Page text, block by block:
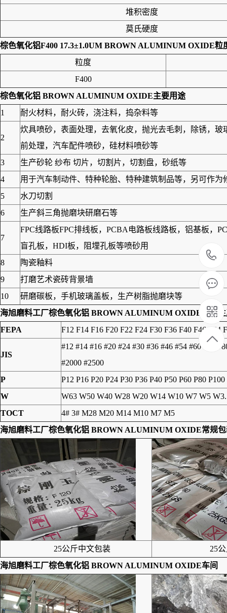
堆积密度
莫氏硬度
棕色氧化铝F400 17.3±1.0UM BROWN ALUMINUM OXIDE粒
粒度
F400
棕色氧化铝 BROWN ALUMINUM OXIDE主要用途
1
耐火材料，耐火砖，浇注料，捣杂料等
2
炊具喷砂，表面处理，去氧化皮，抛光去毛刺，除锈，
前处理，汽车配件喷砂，硅材料喷砂等
3
生产砂轮 纱布 切片，切割片，切割盘，砂纸等
4
用于汽车制动件、特种轮胎、特种建筑制品等，另可作
5
水刀切割
6
生产斜三角抛磨块研磨石等
7
FPC线路板FPC排线板，PCBA电路板线路板，铝基板，
盲孔板，HDI板，阻埋孔板等喷砂用
8
陶瓷釉料
9
打磨艺术瓷砖背景墙
10
研磨碳板，手机玻璃盖板，生产树脂抛磨块等
海旭磨料工厂棕色氧化铝 BROWN ALUMINUM OXIDE
常规
FEPA
F12 F14 F16 F20 F22 F24 F30 F36 F40 F46 F54
JIS
#12 #14 #16 #20 #24 #30 #36 #46 #54 #60 #70
#2000 #2500
P
P12 P16 P20 P24 P30 P36 P40 P50 P60 P80
W
W63 W50 W40 W28 W20 W14 W10 W7 W5
TOCT
4# 3# M28 M20 M14 M10 M7 M5
海旭磨料工厂棕色氧化铝 BROWN ALUMINUM OXIDE常规
25公斤中文包装
25公
海旭磨料工厂棕色氧化铝 BROWN ALUMINUM OXIDE车间